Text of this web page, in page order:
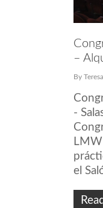
–
By
-
el